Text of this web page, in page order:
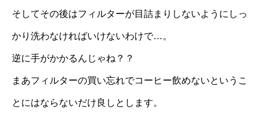
そしてその後はフィルターが目詰まりしないようにしっ
かり洗わなければいけないわけで…。
逆に手がかかるんじゃね？？
まあフィルターの買い忘れでコーヒー飲めないというこ
とにはならないだけ良しとします。